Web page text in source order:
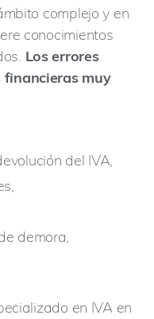
complejo y en
conocimientos
Los errores
financieras muy
del IVA,
demora,
en IVA en